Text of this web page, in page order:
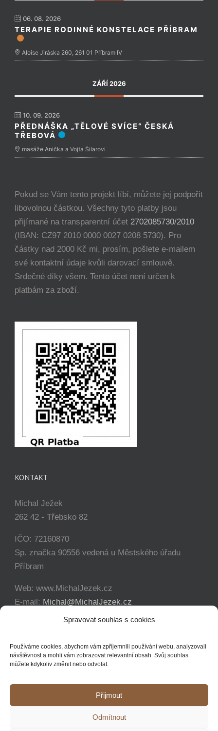
Spravovat souhlas s cookies
Používáme cookies, abychom vám zpříjemnili používání webu, analyzovali
návštěvnost a mohli vám zobrazovat relevantní obsah. Svůj souhlas
můžete kdykoliv změnit nebo odvolat.
Přijmout
Odmítnout
06. 08. 2026
TERAPIE RODINNÉ KONSTELACE PŘÍBRAM
Aloise Jiráska 260, 261 01 Příbram IV
ZÁŘÍ 2026
10. 09. 2026
PŘEDNÁŠKA „TĚLOVÉ SVÍCE“ ČESKÁ
TŘEBOVÁ
masáže Anička a Vojta Šilarovi
Pokud se Vám tento projekt líbí, můžete jej podpořit
libovolnou částkou. Všechny tyto platby jsou
přijímané na transparentní účet 2702085730/2010
(IBAN: CZ97 2010 0000 0027 0208 5730). Pro
částky nad 2000 Kč mi, prosím, pošlete e-mailem
své kontaktní údaje kvůli darovací smlouvě.
Srdečné díky všem. Tento účet není určen k
platbám za zboží.
KONTAKT
Michal Ježek
262 42 - Třebsko 82
IČO: 72160870
Sp. značka 90556 vedená u Městského úřadu
Příbram
Web: www.MichalJezek.cz
E-mail: Michal@MichalJezek.cz
+420 777 346 649